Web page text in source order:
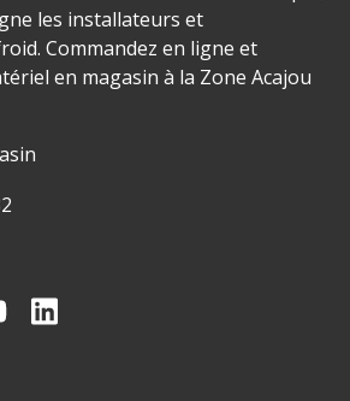
les installateurs et
Commandez en ligne et
en magasin à la Zone Acajou